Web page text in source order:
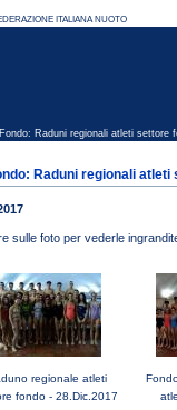
Raduni regionali atleti settore
Raduni regionali
sulle foto per vederle
regionale atleti
fondo - 28.Dic.2017